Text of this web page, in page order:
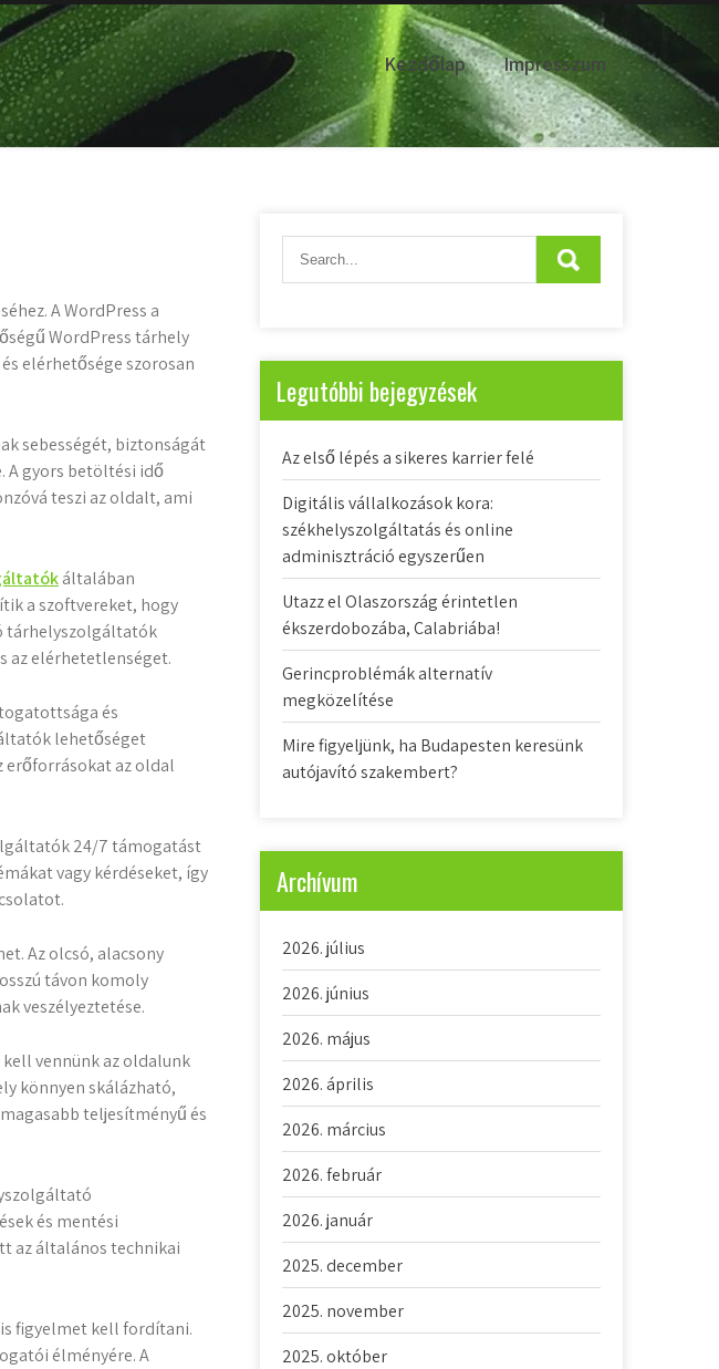
Kezdőlap Impresszum
A WordPress a
WordPress tárhely
elérhetősége szorosan
sebességét, biztonságát
A gyors betöltési idő
teszi az oldalt, ami
általában
a szoftvereket, hogy
tárhelyszolgáltatók
az elérhetetlenséget.
és
lehetőséget
erőforrásokat az oldal
24/7 támogatást
vagy kérdéseket, így
Az olcsó, alacsony
távon komoly
veszélyeztetése.
vennünk az oldalunk
könnyen skálázható,
teljesítményű és
és mentési
az általános technikai
figyelmet kell fordítani.
élményére. A
Legutóbbi bejegyzések
Az első lépés a sikeres karrier felé
Digitális vállalkozások kora:
székhelyszolgáltatás és online
adminisztráció egyszerűen
Utazz el Olaszország érintetlen
ékszerdobozába, Calabriába!
Gerincproblémák alternatív
megközelítése
Mire figyeljünk, ha Budapesten keresünk
autójavító szakembert?
Archívum
2026. július
2026. június
2026. május
2026. április
2026. március
2026. február
2026. január
2025. december
2025. november
2025. október